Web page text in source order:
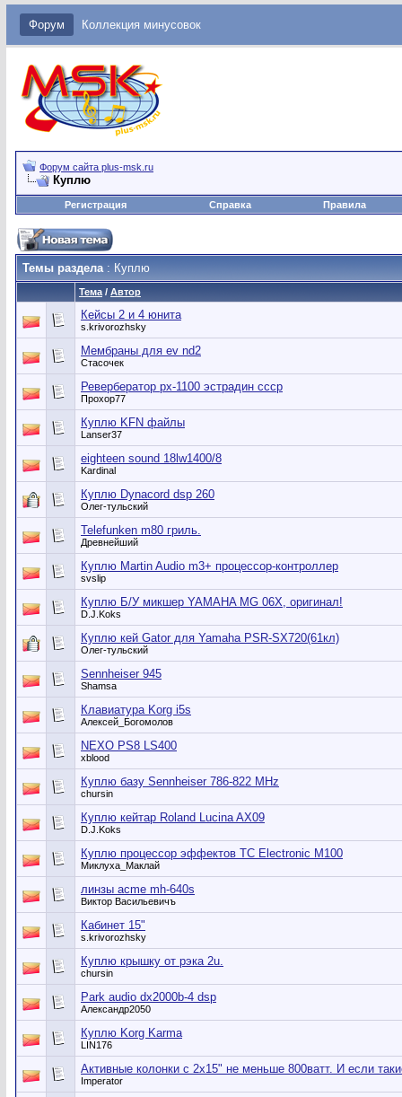
Форум Коллекция минусовок
Форум сайта plus-msk.ru
Куплю
Регистрация Справка Правила
Темы раздела: Куплю
Тема / Автор
Кейсы 2 и 4 юнита
s.krivorozhsky
Мембраны для ev nd2
Стасочек
Ревербератор рх-1100 эстрадин ссср
Прохор77
Куплю KFN файлы
Lanser37
eighteen sound 18lw1400/8
Kardinal
Куплю Dynacord dsp 260
Олег-тульский
Telefunken m80 гриль.
Древнейший
Куплю Martin Audio m3+ процессор-контроллер
svslip
Куплю Б/У микшер YAMAHA MG 06X, оригинал!
D.J.Koks
Куплю кей Gator для Yamaha PSR-SX720(61кл)
Олег-тульский
Sennheiser 945
Shamsa
Клавиатура Korg i5s
Алексей_Богомолов
NEXO PS8 LS400
xblood
Куплю базу Sennheiser 786-822 MHz
chursin
Куплю кейтар Roland Lucina AX09
D.J.Koks
Куплю процессор эффектов TC Electronic M100
Миклуха_Маклай
линзы acme mh-640s
Виктор Васильевичъ
Кабинет 15"
s.krivorozhsky
Куплю крышку от рэка 2u.
chursin
Park audio dx2000b-4 dsp
Александр2050
Куплю Korg Karma
LIN176
Активные колонки с 2х15" не меньше 800ватт. И если
Imperator